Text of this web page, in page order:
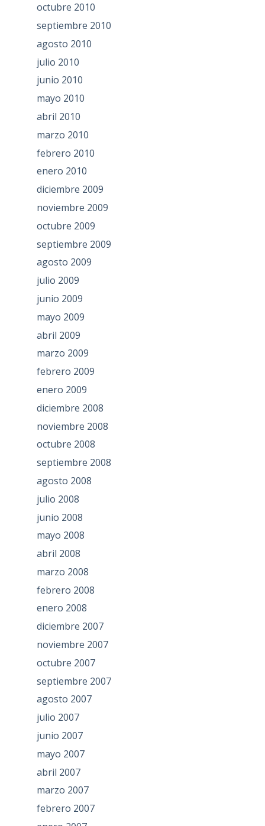
octubre 2010
septiembre 2010
agosto 2010
julio 2010
junio 2010
mayo 2010
abril 2010
marzo 2010
febrero 2010
enero 2010
diciembre 2009
noviembre 2009
octubre 2009
septiembre 2009
agosto 2009
julio 2009
junio 2009
mayo 2009
abril 2009
marzo 2009
febrero 2009
enero 2009
diciembre 2008
noviembre 2008
octubre 2008
septiembre 2008
agosto 2008
julio 2008
junio 2008
mayo 2008
abril 2008
marzo 2008
febrero 2008
enero 2008
diciembre 2007
noviembre 2007
octubre 2007
septiembre 2007
agosto 2007
julio 2007
junio 2007
mayo 2007
abril 2007
marzo 2007
febrero 2007